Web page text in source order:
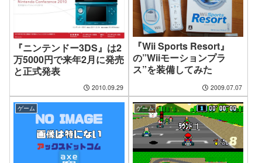
『ニンテンドー3DS』は2
万5000円で来年2月に発売
と正式発表
2010.09.29
『Wii Sports Resort』
の”Wiiモーションプラ
ス”を装備してみた
2009.07.07
ゲーム ゲーム